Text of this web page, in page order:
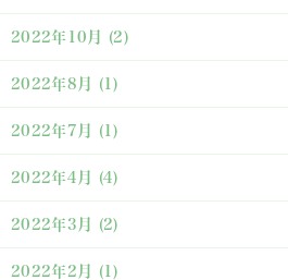
2022年10月 (2)
2022年8月 (1)
2022年7月 (1)
2022年4月 (4)
2022年3月 (2)
2022年2月 (1)